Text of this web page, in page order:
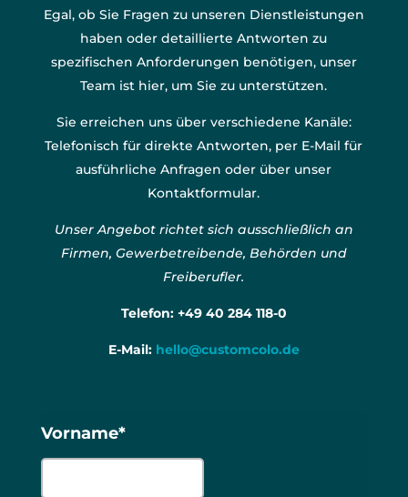
Egal, ob Sie Fragen zu unseren Dienstleistungen
haben oder detaillierte Antworten zu
spezifischen Anforderungen benötigen, unser
Team ist hier, um Sie zu unterstützen.
Sie erreichen uns über verschiedene Kanäle:
Telefonisch für direkte Antworten, per E-Mail für
ausführliche Anfragen oder über unser
Kontaktformular.
Unser Angebot richtet sich ausschließlich an
Firmen, Gewerbetreibende, Behörden und
Freiberufler.
Telefon: +49 40 284 118-0
E-Mail: hello@customcolo.de
Vorname*